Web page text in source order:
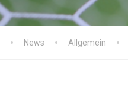
News Allgemein